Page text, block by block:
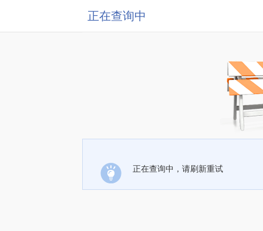
正在查询中
正在查询中，请刷新重试